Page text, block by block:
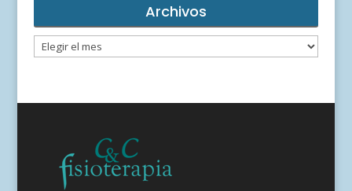
Archivos
Archivos